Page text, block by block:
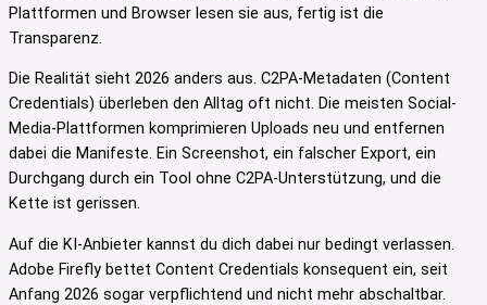
Plattformen und Browser lesen sie aus, fertig ist die
Transparenz.
Die Realität sieht 2026 anders aus. C2PA-Metadaten (Content
Credentials) überleben den Alltag oft nicht. Die meisten Social-
Media-Plattformen komprimieren Uploads neu und entfernen
dabei die Manifeste. Ein Screenshot, ein falscher Export, ein
Durchgang durch ein Tool ohne C2PA-Unterstützung, und die
Kette ist gerissen.
Auf die KI-Anbieter kannst du dich dabei nur bedingt verlassen.
Adobe Firefly bettet Content Credentials konsequent ein, seit
Anfang 2026 sogar verpflichtend und nicht mehr abschaltbar.